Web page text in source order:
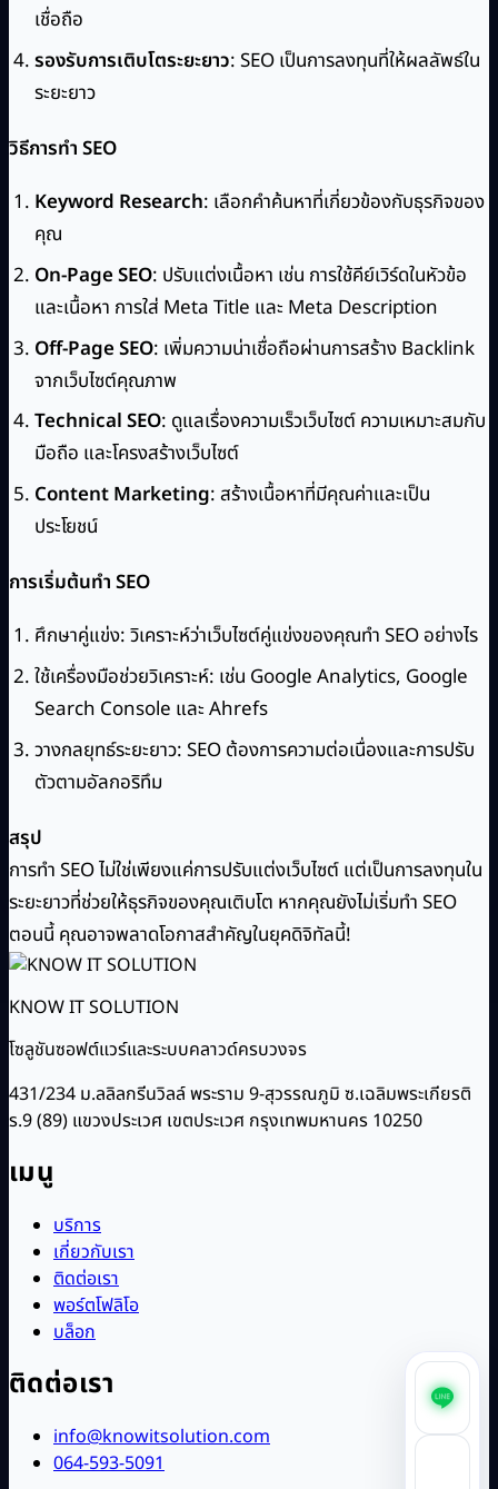
เชื่อถือ
รองรับการเติบโตระยะยาว: SEO เป็นการลงทุนที่ให้ผลลัพธ์ใน
ระยะยาว
วิธีการทำ SEO
Keyword Research: เลือกคำค้นหาที่เกี่ยวข้องกับธุรกิจของ
คุณ
On-Page SEO: ปรับแต่งเนื้อหา เช่น การใช้คีย์เวิร์ดในหัวข้อ
และเนื้อหา การใส่ Meta Title และ Meta Description
Off-Page SEO: เพิ่มความน่าเชื่อถือผ่านการสร้าง Backlink
จากเว็บไซต์คุณภาพ
Technical SEO: ดูแลเรื่องความเร็วเว็บไซต์ ความเหมาะสมกับ
มือถือ และโครงสร้างเว็บไซต์
Content Marketing: สร้างเนื้อหาที่มีคุณค่าและเป็น
ประโยชน์
การเริ่มต้นทำ SEO
ศึกษาคู่แข่ง: วิเคราะห์ว่าเว็บไซต์คู่แข่งของคุณทำ SEO อย่างไร
ใช้เครื่องมือช่วยวิเคราะห์: เช่น Google Analytics, Google
Search Console และ Ahrefs
วางกลยุทธ์ระยะยาว: SEO ต้องการความต่อเนื่องและการปรับ
ตัวตามอัลกอริทึม
สรุป
การทำ SEO ไม่ใช่เพียงแค่การปรับแต่งเว็บไซต์ แต่เป็นการลงทุนใน
ระยะยาวที่ช่วยให้ธุรกิจของคุณเติบโต หากคุณยังไม่เริ่มทำ SEO
ตอนนี้ คุณอาจพลาดโอกาสสำคัญในยุคดิจิทัลนี้!
KNOW IT SOLUTION
โซลูชันซอฟต์แวร์และระบบคลาวด์ครบวงจร
431/234 ม.ลลิลกรีนวิลล์ พระราม 9-สุวรรณภูมิ ซ.เฉลิมพระเกียรติ
ร.9 (89) แขวงประเวศ เขตประเวศ กรุงเทพมหานคร 10250
เมนู
บริการ
เกี่ยวกับเรา
ติดต่อเรา
พอร์ตโฟลิโอ
บล็อก
ติดต่อเรา
info@knowitsolution.com
064-593-5091